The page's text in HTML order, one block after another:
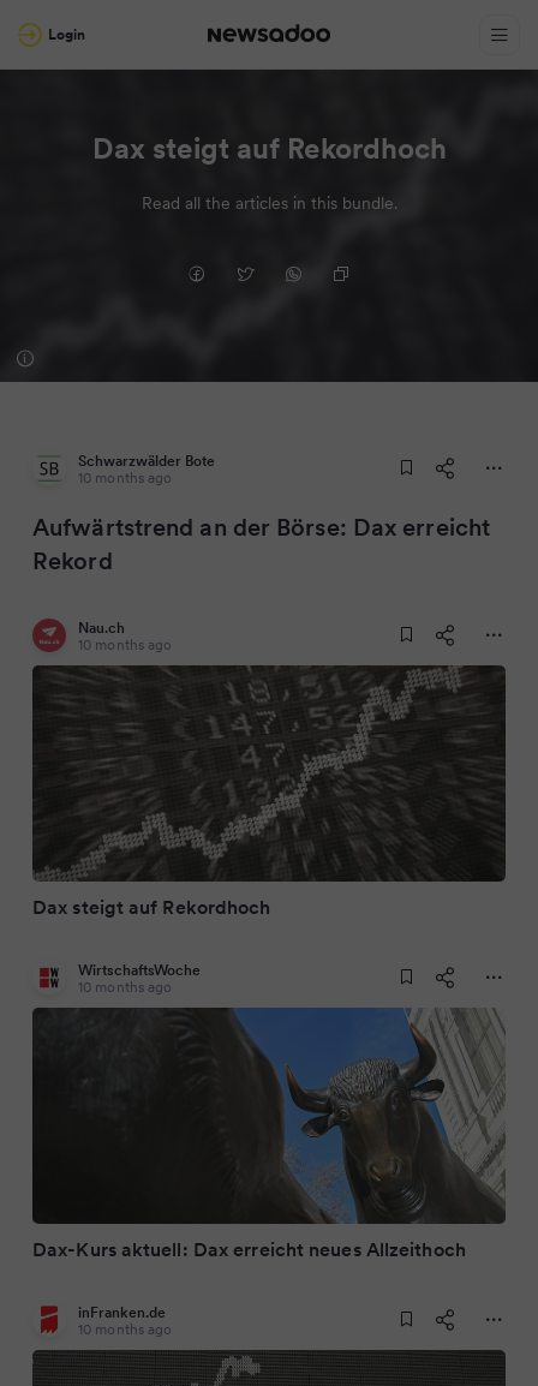
Login
Dax steigt auf Rekordhoch
Read all the articles in this bundle.
Schwarzwälder Bote
10 months ago
Aufwärtstrend an der Börse: Dax erreicht
Rekord
Nau.ch
10 months ago
Dax steigt auf Rekordhoch
WirtschaftsWoche
10 months ago
Dax-Kurs aktuell: Dax erreicht neues Allzeithoch
inFranken.de
10 months ago